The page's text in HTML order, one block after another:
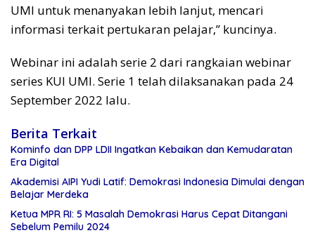
UMI untuk menanyakan lebih lanjut, mencari
informasi terkait pertukaran pelajar,” kuncinya.
Webinar ini adalah serie 2 dari rangkaian webinar
series KUI UMI. Serie 1 telah dilaksanakan pada 24
September 2022 lalu.
Berita Terkait
Kominfo dan DPP LDII Ingatkan Kebaikan dan Kemudaratan
Era Digital
Akademisi AIPI Yudi Latif: Demokrasi Indonesia Dimulai dengan
Belajar Merdeka
Ketua MPR RI: 5 Masalah Demokrasi Harus Cepat Ditangani
Sebelum Pemilu 2024